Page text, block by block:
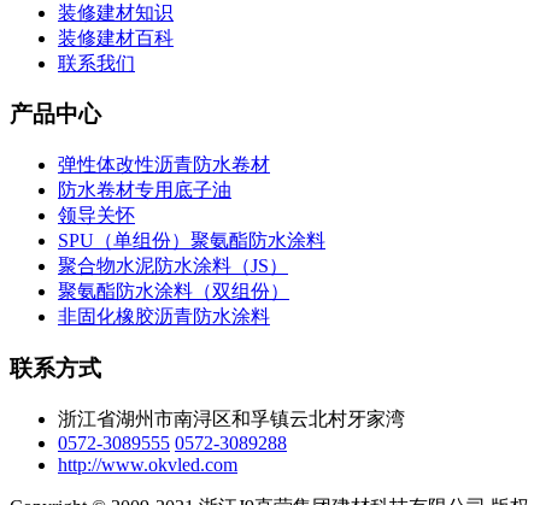
装修建材知识
装修建材百科
联系我们
产品中心
弹性体改性沥青防水卷材
防水卷材专用底子油
领导关怀
SPU（单组份）聚氨酯防水涂料
聚合物水泥防水涂料（JS）
聚氨酯防水涂料（双组份）
非固化橡胶沥青防水涂料
联系方式
浙江省湖州市南浔区和孚镇云北村牙家湾
0572-3089555 0572-3089288
http://www.okvled.com